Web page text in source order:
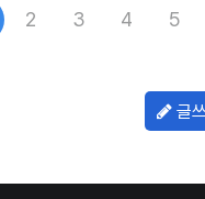
지
2페이지3페이지
4페이지
5페
글